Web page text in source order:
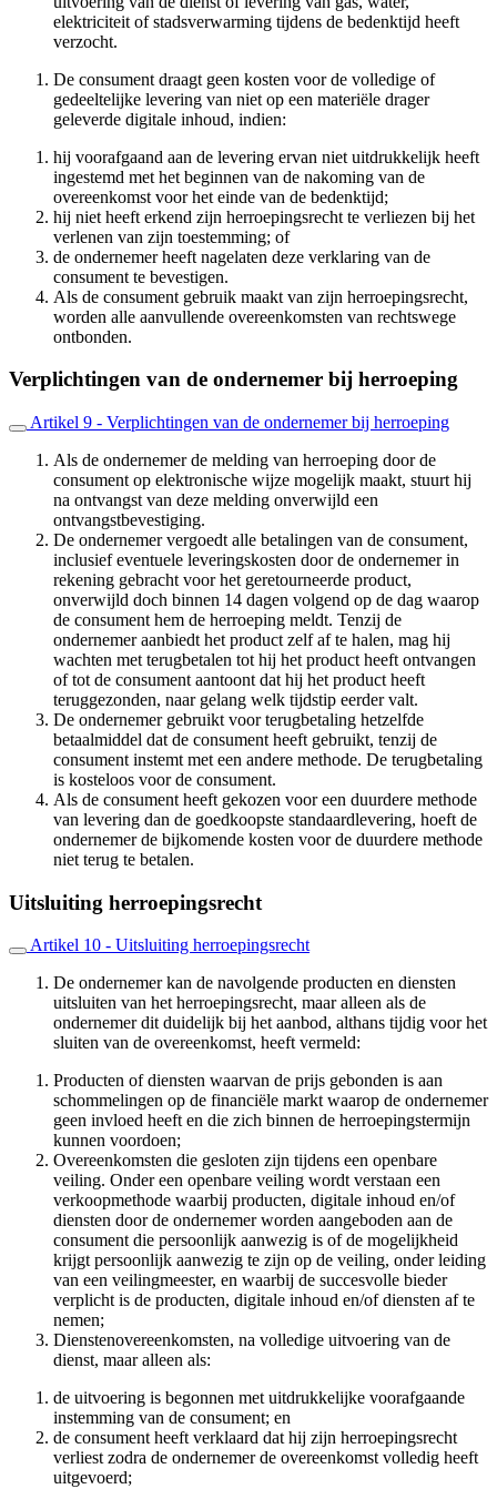
elektriciteit of stadsverwarming tijdens de bedenktijd heeft
verzocht.
De consument draagt geen kosten voor de volledige of
gedeeltelijke levering van niet op een materiële drager
geleverde digitale inhoud, indien:
hij voorafgaand aan de levering ervan niet uitdrukkelijk heeft
ingestemd met het beginnen van de nakoming van de
overeenkomst voor het einde van de bedenktijd;
hij niet heeft erkend zijn herroepingsrecht te verliezen bij het
verlenen van zijn toestemming; of
de ondernemer heeft nagelaten deze verklaring van de
consument te bevestigen.
Als de consument gebruik maakt van zijn herroepingsrecht,
worden alle aanvullende overeenkomsten van rechtswege
ontbonden.
Verplichtingen van de ondernemer bij herroeping
Artikel 9 - Verplichtingen van de ondernemer bij herroeping
Als de ondernemer de melding van herroeping door de
consument op elektronische wijze mogelijk maakt, stuurt hij
na ontvangst van deze melding onverwijld een
ontvangstbevestiging.
De ondernemer vergoedt alle betalingen van de consument,
inclusief eventuele leveringskosten door de ondernemer in
rekening gebracht voor het geretourneerde product,
onverwijld doch binnen 14 dagen volgend op de dag waarop
de consument hem de herroeping meldt. Tenzij de
ondernemer aanbiedt het product zelf af te halen, mag hij
wachten met terugbetalen tot hij het product heeft ontvangen
of tot de consument aantoont dat hij het product heeft
teruggezonden, naar gelang welk tijdstip eerder valt.
De ondernemer gebruikt voor terugbetaling hetzelfde
betaalmiddel dat de consument heeft gebruikt, tenzij de
consument instemt met een andere methode. De terugbetaling
is kosteloos voor de consument.
Als de consument heeft gekozen voor een duurdere methode
van levering dan de goedkoopste standaardlevering, hoeft de
ondernemer de bijkomende kosten voor de duurdere methode
niet terug te betalen.
Uitsluiting herroepingsrecht
Artikel 10 - Uitsluiting herroepingsrecht
De ondernemer kan de navolgende producten en diensten
uitsluiten van het herroepingsrecht, maar alleen als de
ondernemer dit duidelijk bij het aanbod, althans tijdig voor het
sluiten van de overeenkomst, heeft vermeld:
Producten of diensten waarvan de prijs gebonden is aan
schommelingen op de financiële markt waarop de ondernemer
geen invloed heeft en die zich binnen de herroepingstermijn
kunnen voordoen;
Overeenkomsten die gesloten zijn tijdens een openbare
veiling. Onder een openbare veiling wordt verstaan een
verkoopmethode waarbij producten, digitale inhoud en/of
diensten door de ondernemer worden aangeboden aan de
consument die persoonlijk aanwezig is of de mogelijkheid
krijgt persoonlijk aanwezig te zijn op de veiling, onder leiding
van een veilingmeester, en waarbij de succesvolle bieder
verplicht is de producten, digitale inhoud en/of diensten af te
nemen;
Dienstenovereenkomsten, na volledige uitvoering van de
dienst, maar alleen als:
de uitvoering is begonnen met uitdrukkelijke voorafgaande
instemming van de consument; en
de consument heeft verklaard dat hij zijn herroepingsrecht
verliest zodra de ondernemer de overeenkomst volledig heeft
uitgevoerd;